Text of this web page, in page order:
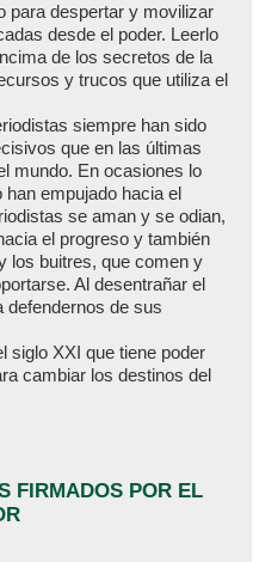
para despertar y movilizar
desde el poder. Leerlo
de los secretos de la
y trucos que utiliza el
siempre han sido
que en las últimas
mundo. En ocasiones lo
empujado hacia el
se aman y se odian,
el progreso y también
los buitres, que comen y
Al desentrañar el
defendernos de sus
siglo XXI que tiene poder
cambiar los destinos del
FIRMADOS POR EL